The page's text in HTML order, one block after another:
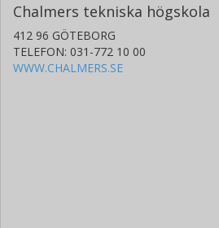
Chalmers tekniska högskola
412 96 GÖTEBORG
TELEFON: 031-772 10 00
WWW.CHALMERS.SE